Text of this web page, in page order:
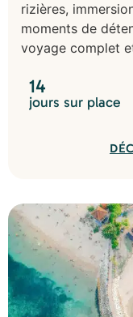
rizières,
moments de
voyage complet
14
jours sur place